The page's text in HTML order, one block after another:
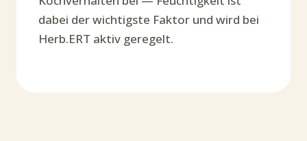
dabei der wichtigste Faktor und wird bei
Herb.ERT aktiv geregelt.